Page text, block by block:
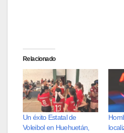
Relacionado
Un éxito Estatal de
Voleibol en Huehuetán,